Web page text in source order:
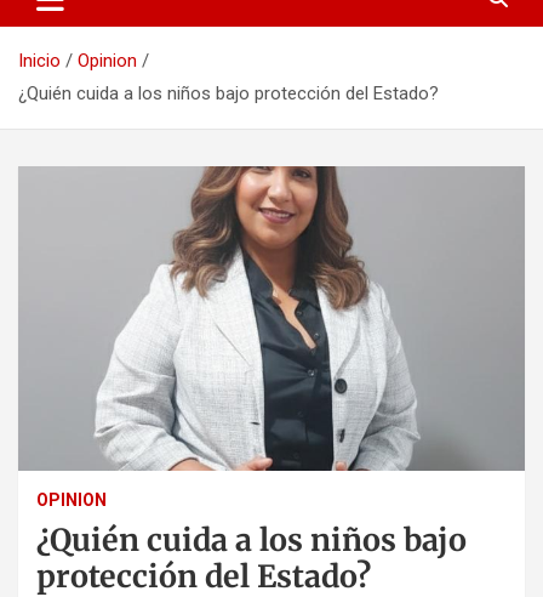
Inicio
Opinion
¿Quién cuida a los niños bajo protección del Estado?
OPINION
¿Quién cuida a los niños bajo
protección del Estado?